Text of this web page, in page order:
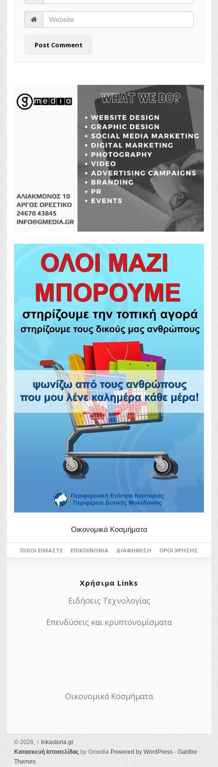
Οικονομικά Κοσμήματα
ΠΟΙΟΙ ΕΊΜΑΣΤΕ ΕΠΙΚΟΙΝΩΝΊΑ ΔΙΑΦΉΜΙΣΗ ΌΡΟΙ ΧΡΉΣΗΣ
Χρήσιμα Links
Ειδήσεις Τεχνολογίας
Επενδύσεις και κρυπτονομίσματα
Οικονομικά Κοσμήματα
© 2026, ↑ Ιnkastoria.gr
Κατασκευή Ιστοσελίδας by Gmedia Powered by WordPress - Gabfire
Themes